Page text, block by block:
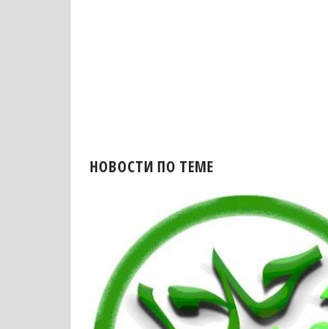
НОВОСТИ ПО ТЕМЕ